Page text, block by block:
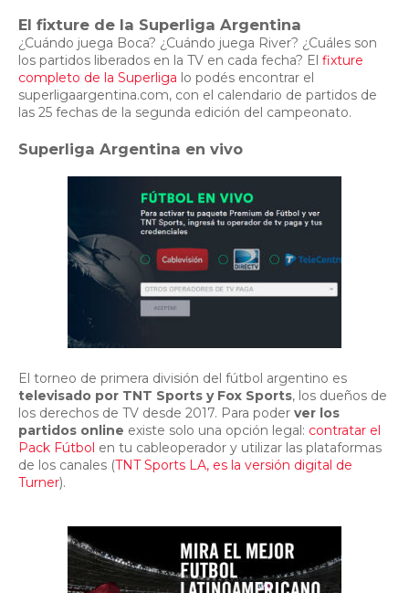
El fixture de la Superliga Argentina
¿Cuándo juega Boca? ¿Cuándo juega River? ¿Cuáles son
los partidos liberados en la TV en cada fecha? El fixture
completo de la Superliga lo podés encontrar el
superligaargentina.com, con el calendario de partidos de
las 25 fechas de la segunda edición del campeonato.
Superliga Argentina en vivo
El torneo de primera división del fútbol argentino es
televisado por TNT Sports y Fox Sports, los dueños de
los derechos de TV desde 2017. Para poder ver los
partidos online existe solo una opción legal: contratar el
Pack Fútbol en tu cableoperador y utilizar las plataformas
de los canales (TNT Sports LA, es la versión digital de
Turner).